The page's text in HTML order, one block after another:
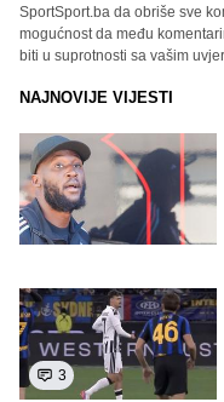
SportSport.ba da obriše sve
mogućnost da među
biti u suprotnosti sa vašim
NAJNOVIJE VIJESTI
3